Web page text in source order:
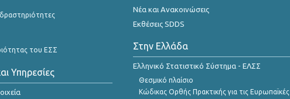
του ΕΣΣ
Υπηρεσίες
Νέα και Ανακοινώσεις
Εκθέσεις SDDS
Στην Ελλάδα
Ελληνικό Στατιστικό Σύστημα - ΕΛΣΣ
Θεσμικό πλαίσιο
Κώδικας Ορθής Πρακτικής για τις Ευρωπαϊκές